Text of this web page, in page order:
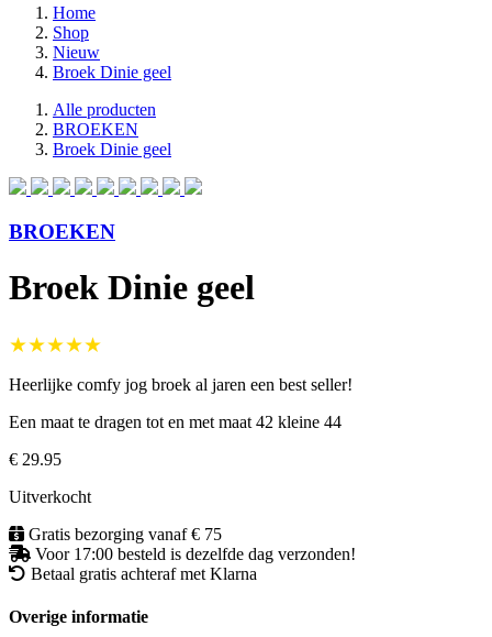
Home
Shop
Nieuw
Broek Dinie geel
Alle producten
BROEKEN
Broek Dinie geel
BROEKEN
Broek Dinie geel
★★★★★
Heerlijke comfy jog broek al jaren een best seller!
Een maat te dragen tot en met maat 42 kleine 44
€ 29.95
Uitverkocht
Gratis bezorging vanaf € 75
Voor 17:00 besteld is dezelfde dag verzonden!
Betaal gratis achteraf met Klarna
Overige informatie